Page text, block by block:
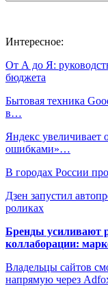
Интересное:
От А до Я:
бюджета
Бытовая техника
в…
Яндекс
ошибками»…
В городах России
Дзен запустил
роликах
Бренды усиливают
коллаборации:
Владельцы сайтов
напрямую через